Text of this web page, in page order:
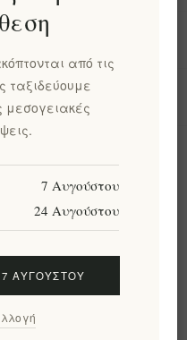
μου
μας
από τις
ταξιδεύουμε
μεσογειακές
7 Αυγούστου
24 Αυγούστου
ΑΥΓΟΎΣΤΟΥ